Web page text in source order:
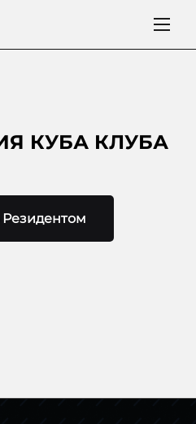
КУБА КЛУБА
Резидентом